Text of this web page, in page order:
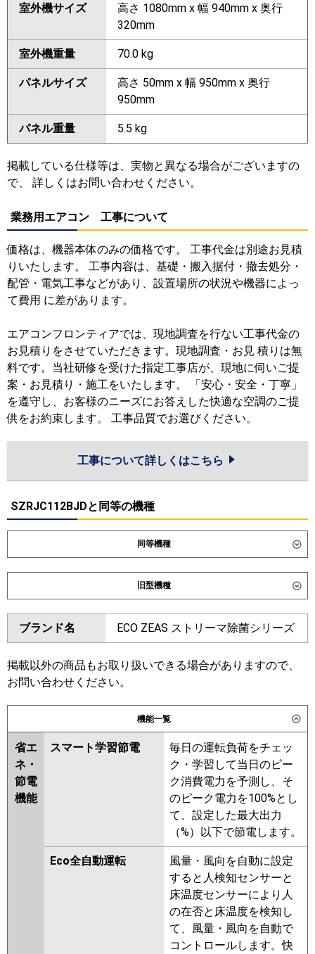
室外機サイズ
高さ 1080mm x 幅 940mm x 奥行
320mm
室外機重量 70.0 kg
パネルサイズ
高さ 50mm x 幅 950mm x 奥行
950mm
パネル重量 5.5 kg
掲載している仕様等は、実物と異なる場合がございますの
で、 詳しくはお問い合わせください。
業務用エアコン 工事について
価格は、機器本体のみの価格です。 工事代金は別途お見積
りいたします。 工事内容は、基礎・搬入据付・撤去処分・
配管・電気工事などがあり、設置場所の状況や機器によっ
て費用 に差があります。
エアコンフロンティアでは、現地調査を行ない工事代金の
お見積りをさせていただきます。現地調査・お見 積りは無
料です。当社研修を受けた指定工事店が、現地に伺いご提
案・お見積り・施工をいたします。 「安心・安全・丁寧」
を遵守し、お客様のニーズにお答えした快適な空調のご提
供をお約束します。 工事品質でお選びください。
工事について詳しくはこちら
SZRJC112BJDと同等の機種
同等機種
ダイキン SZRC112CND SZRC112CD
SZRUC112CD
東芝 GUHB112111XU
GUHB112111MUB
GUSB112141XU GUSB112141MUB
GUSB11214P1MUB
GUSB11214P1XU
三菱電機 PLZX-HRMP112H6 PLZX-
HRMP112HFG6 PLZX-
HRMP112HBF6 PLZX-
HRMP112HF6 PLZX-
ERMP112HLE6 PLZX-
ERMP112HE6
PLZX-ERMP112H6
RCI-GP112RHNP6 RCI-
GP112RSHP12
FDTV1126HP6SA-airf
FDTV1126HP6SA
FDTV1126HP6SA-osj
FDTV1126HP6SA-rak
旧型機種
ダイキン SZRC112BYD SZRC112BYND
SZRUC112BYD
SZRC112BJD
SZRC112BJND SZRJC112BFD
SDRC112BD SDRC112BND
SZRC112BFD
GUHB11211XU
GUEB11212MUB GUEB11212XU
GUSB11214XU GUSB11214MUB
GUSB11214PXU
GUSB11214PMUB
RUEB11232MUB RUEB11232XU
RUSB11234MUB RUSB11234XU
RUHB11231MUB RUEB11231MUB
RUSB11233MUB RUHB11231MU
RUHB11231XU RUEB11231MU
RUEB11231XU RUSB11233MU
RUSB11233XU RUEB11231M
RUEB11231X RUHB11231M
RUHB11231X
AUHB11274M
ブランド名 ECO ZEAS ストリーマ除菌シリーズ
掲載以外の商品もお取り扱いできる場合がありますので、
お問い合わせください。
機能一覧
省エ
ネ・
節電
機能
スマート学習節電
毎日の運転負荷をチェッ
ク・学習して当日のピー
ク消費電力を予測し、そ
のピーク電力を100%とし
て、設定した最大出力
（%）以下で節電します。
Eco全自動運転
風量・風向を自動に設定
すると人検知センサーと
床温度センサーにより人
の在否と床温度を検知し
て、風量・風向を自動で
コントロールします。快